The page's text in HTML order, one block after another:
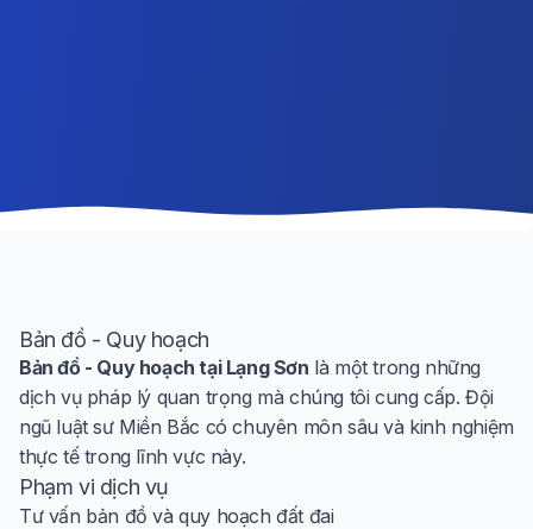
Bản đồ - Quy hoạch
Bản đồ - Quy hoạch tại Lạng Sơn là một trong những
dịch vụ pháp lý quan trọng mà chúng tôi cung cấp. Đội
ngũ luật sư Miền Bắc có chuyên môn sâu và kinh nghiệm
thực tế trong lĩnh vực này.
Phạm vi dịch vụ
Tư vấn bản đồ và quy hoạch đất đai